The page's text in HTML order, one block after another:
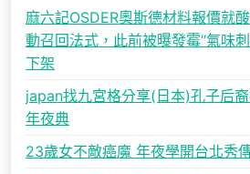
麻六記OSDER奧斯德材料報價就
動召回法式，此前被曝發霉“氣味
下架
japan找九宮格分享(日本)孔子后
年夜典
23歲女不敵癌魔 年夜學開台北秀